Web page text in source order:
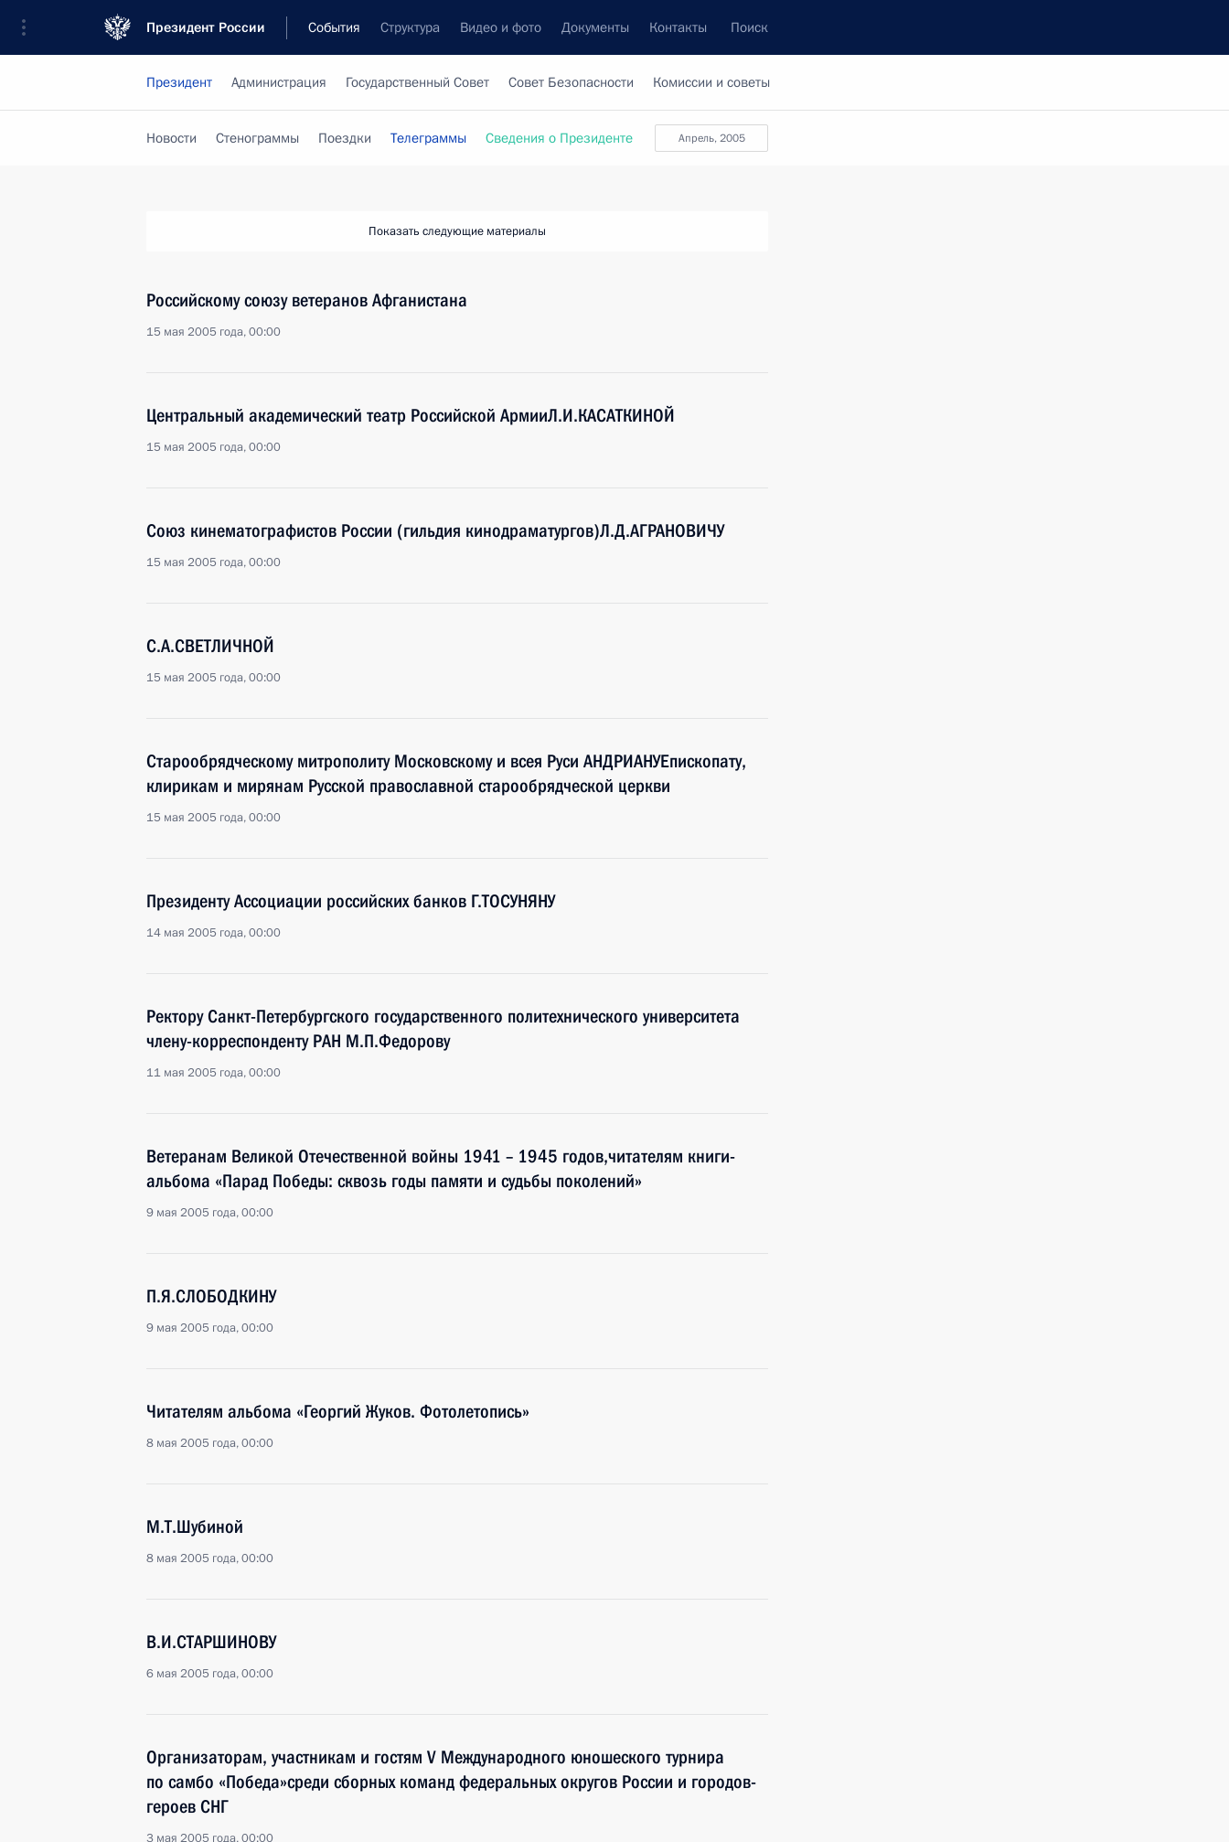
Президент России События Структура Видео и фото Документы Контакты Поиск
Президент Администрация Государственный Совет Совет Безопасности Комиссии и советы
апрель, 2005
Новости Стенограммы Поездки Телеграммы Сведения о Президенте
Показать следующие материалы
Российскому союзу ветеранов Афганистана
15 мая 2005 года, 00:00
Центральный академический театр Российской АрмииЛ.И.КАСАТКИНОЙ
15 мая 2005 года, 00:00
Союз кинематографистов России (гильдия кинодраматургов)Л.Д.АГРАНОВИЧУ
15 мая 2005 года, 00:00
С.А.СВЕТЛИЧНОЙ
15 мая 2005 года, 00:00
Старообрядческому митрополиту Московскому и всея Руси АНДРИАНУЕпископату,
клирикам и мирянам Русской православной старообрядческой церкви
15 мая 2005 года, 00:00
Президенту Ассоциации российских банков Г.ТОСУНЯНУ
14 мая 2005 года, 00:00
Ректору Санкт-Петербургского государственного политехнического университета
члену-корреспонденту РАН М.П.Федорову
11 мая 2005 года, 00:00
Ветеранам Великой Отечественной войны 1941 – 1945 годов,читателям книги-
альбома «Парад Победы: сквозь годы памяти и судьбы поколений»
9 мая 2005 года, 00:00
П.Я.СЛОБОДКИНУ
9 мая 2005 года, 00:00
Читателям альбома «Георгий Жуков. Фотолетопись»
8 мая 2005 года, 00:00
М.Т.Шубиной
8 мая 2005 года, 00:00
В.И.СТАРШИНОВУ
6 мая 2005 года, 00:00
Организаторам, участникам и гостям V Международного юношеского турнира
по самбо «Победа»среди сборных команд федеральных округов России и городов-
героев СНГ
3 мая 2005 года, 00:00